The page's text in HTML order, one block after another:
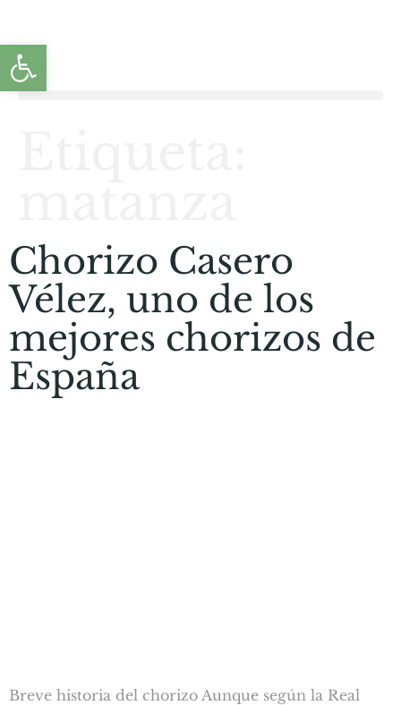
Chorizo Casero
Vélez, uno de los
mejores chorizos de
España
Breve historia del chorizo Aunque según la Real
Abrir barra de herramientas